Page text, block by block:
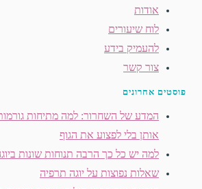
אודות
לוח שיעורים
להעמיק בידע
צור קשר
פוסטים אחרונים
המדע של השחרור: למה מתיחות
אותן בלי לפצוע את הגוף
למה יש כל כך הרבה תנוחות שונות
שאלות נפוצות על יוגה תרפיה